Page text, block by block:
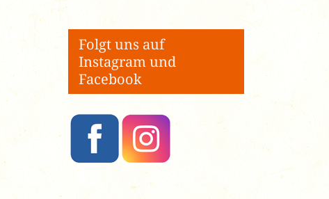
Folgt uns auf
Instagram und
Facebook